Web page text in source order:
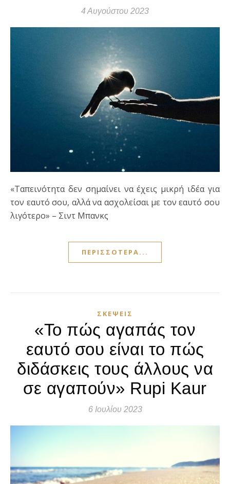
4 Αυγούστου 2023
«Ταπεινότητα δεν σημαίνει να έχεις μικρή ιδέα για
τον εαυτό σου, αλλά να ασχολείσαι με τον εαυτό σου
λιγότερο» – Σιντ Μπανκς
ΠΕΡΙΣΣΌΤΕΡΑ...
ΣΚΈΨΕΙΣ
«Το πώς αγαπάς τον
εαυτό σου είναι το πώς
διδάσκεις τους άλλους να
σε αγαπούν» Rupi Kaur
6 Ιουλίου 2023